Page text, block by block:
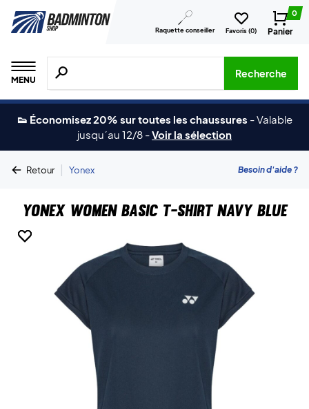
Raquette conseiller Favoris (0)
0
Panier
MENU
Recherche de produits, de marques, etc.
Recherche
👟 Économisez 20% sur toutes les chaussures -Valable
jusqu´au 12/8 -Voir la sélection
Retour | Yonex Besoin d'aide ?
Yonex Women Basic T-shirt Navy Blue